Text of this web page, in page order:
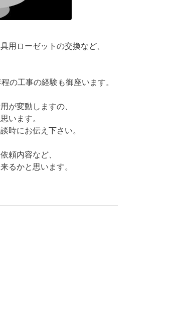
用ローゼットの交換など、
の工事の経験も御座います。
が変動しますの、
います。
時にお伝え下さい。
頼内容など、
るかと思います。